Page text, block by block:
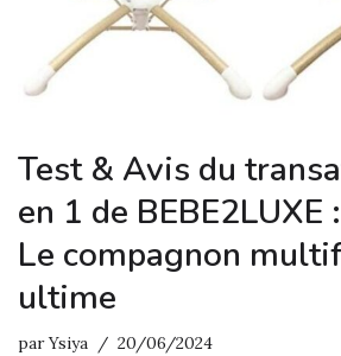
Test & Avis du
en 1 de BEBE2LUXE :
Le compagnon
ultime
parYsiya 20/06/2024